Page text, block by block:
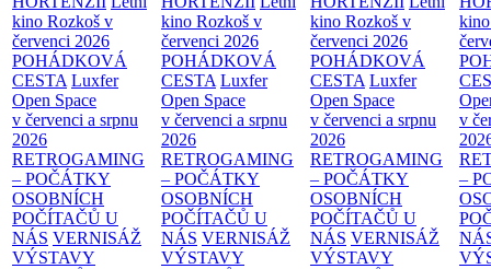
kino Rozkoš v
červenci 2026
POHÁDKOVÁ
CESTA Luxfer
Open Space
v červenci a srpnu
2026
RETROGAMING
– POČÁTKY
OSOBNÍCH
POČÍTAČŮ U
NÁS VERNISÁŽ
VÝSTAVY
kino Rozkoš v
červenci 2026
POHÁDKOVÁ
CESTA Luxfer
Open Space
v červenci a srpnu
2026
RETROGAMING
– POČÁTKY
OSOBNÍCH
POČÍTAČŮ U
NÁS VERNISÁŽ
VÝSTAVY
kino Rozkoš v
červenci 2026
POHÁDKOVÁ
CESTA Luxfer
Open Space
v červenci a srpnu
2026
RETROGAMING
– POČÁTKY
OSOBNÍCH
POČÍTAČŮ U
NÁS VERNISÁŽ
VÝSTAVY
v
–